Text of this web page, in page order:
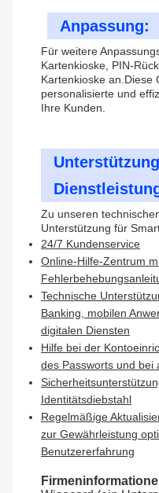
Anpassung:
Für weitere
Kartenkioske, PIN-
Kartenkioske an.Diese
personalisierte und
Ihre Kunden.
Zu unseren
Unterstützung für
24/7 Kundenservice
Online-Hilfe-Zentrum
Technische
Banking, mobilen
digitalen Diensten
Hilfe bei der
des Passworts und bei
Identitätsdiebstahl
Regelmäßige
zur Gewährleistung
Benutzererfahrung